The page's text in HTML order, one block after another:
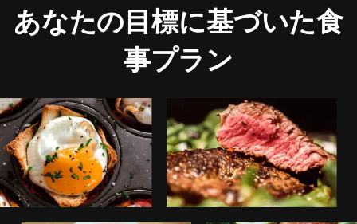
あなたの目標に基づいた食
事プラン